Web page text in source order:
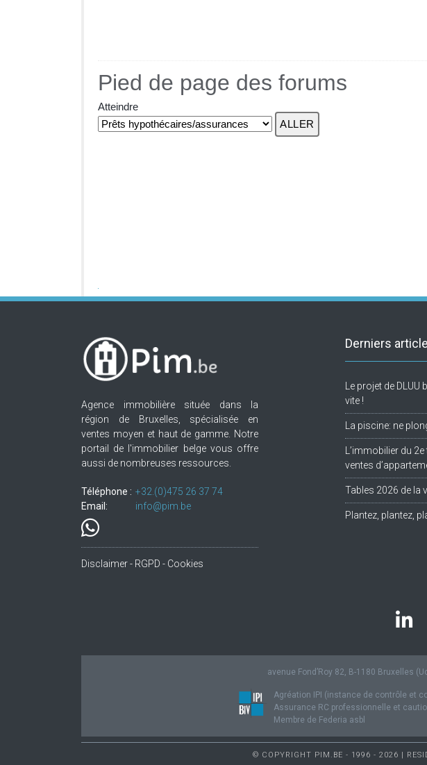
Pied de page des forums
Atteindre
Agence immobilière située dans la
région de Bruxelles, spécialisée en
ventes moyen et haut de gamme. Notre
portail de l'immobilier belge vous offre
aussi de nombreuses ressources.
Téléphone : +32.(0)475 26 37 74
Email:
info@pim.be
Disclaimer - RGPD - Cookies
Derniers
Le projet de DLUU
vite !
La piscine: ne
L’immobilier du
ventes
Tables 2026 de la
Plantez, plantez,
avenue Fond’Roy 82, B-1180 Bruxelles
Agréation IPI (instance de contrôle et
Assurance RC professionnelle et
Membre de Federia asbl
© COPYRIGHT PIM.BE - 1996 - 2026 |